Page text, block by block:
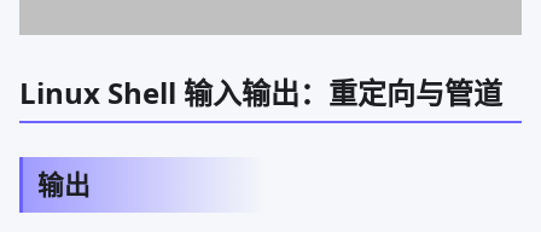
Linux Shell 输入输出：重定向与管道
输出